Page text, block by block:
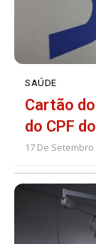
SAÚDE
Cartão
do CPF
17 De Setembro